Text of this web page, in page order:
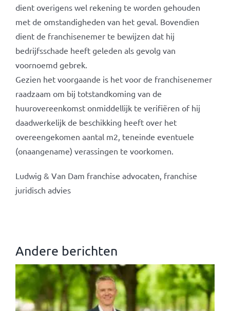
dient overigens wel rekening te worden gehouden
met de omstandigheden van het geval. Bovendien
dient de franchisenemer te bewijzen dat hij
bedrijfsschade heeft geleden als gevolg van
voornoemd gebrek.
Gezien het voorgaande is het voor de franchisenemer
raadzaam om bij totstandkoming van de
huurovereenkomst onmiddellijk te verifiëren of hij
daadwerkelijk de beschikking heeft over het
overeengekomen aantal m2, teneinde eventuele
(onaangename) verassingen te voorkomen.
Ludwig & Van Dam franchise advocaten, franchise
juridisch advies
Andere berichten